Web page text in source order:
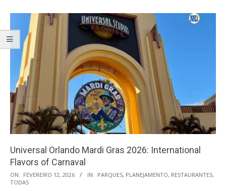
Universal Orlando Mardi Gras 2026: International
Flavors of Carnaval
2026-
02-
ON: FEVEREIRO 12, 2026 IN: PARQUES, PLANEJAMENTO, RESTAURANTES,
TODAS